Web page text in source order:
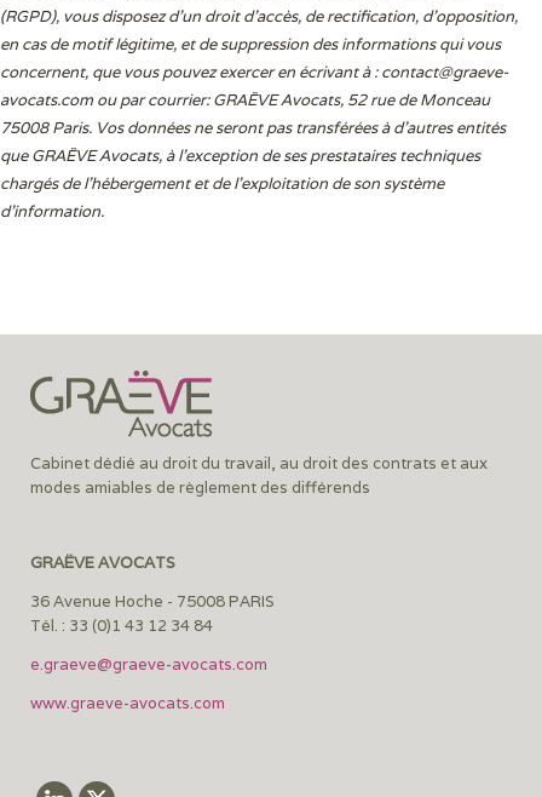
(RGPD), vous disposez d’un droit d’accès, de rectification, d’opposition,
en cas de motif légitime, et de suppression des informations qui vous
concernent, que vous pouvez exercer en écrivant à :contact@graeve-
avocats.com ou par courrier: GRAËVE Avocats, 52 rue de Monceau
75008 Paris. Vos données ne seront pas transférées à d’autres entités
que GRAËVE Avocats, à l’exception de ses prestataires techniques
chargés de l’hébergement et de l’exploitation de son système
d’information.
Cabinet dédié au droit du travail, au droit des contrats et aux
modes amiables de règlement des différends
GRAËVE AVOCATS
36 Avenue Hoche - 75008 PARIS
Tél. : 33 (0)1 43 12 34 84
e.graeve@graeve-avocats.com
www.graeve-avocats.com